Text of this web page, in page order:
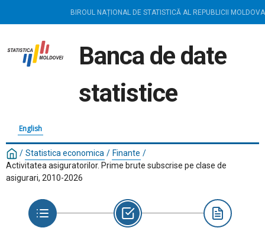
BIROUL NAȚIONAL DE STATISTICĂ AL REPUBLICII MOLDOVA
Banca de date
statistice
English
/ Statistica economica / Finante /
Activitatea asiguratorilor. Prime brute subscrise pe clase de
asigurari, 2010-2026